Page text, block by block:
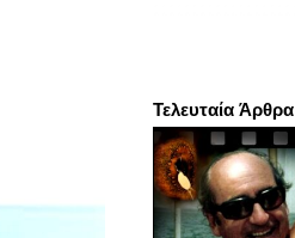
Τελευταία Άρθρα